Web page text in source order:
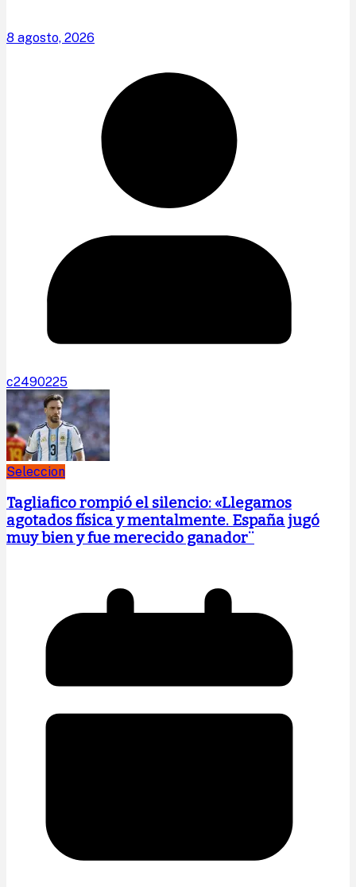
8 agosto, 2026
c2490225
Seleccion
Tagliafico rompió el silencio: «Llegamos
agotados física y mentalmente. España jugó
muy bien y fue merecido ganador¨